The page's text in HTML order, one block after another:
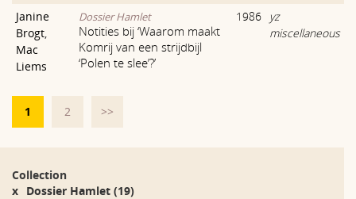
Janine
Brogt
Mac
Liems
Dossier Hamlet
Notities bij ‘Waarom maakt
Komrij van een strijdbijl
‘Polen te slee’?’
1986
yz
miscellaneous
1 2 >>
Collection
x Dossier Hamlet (19)